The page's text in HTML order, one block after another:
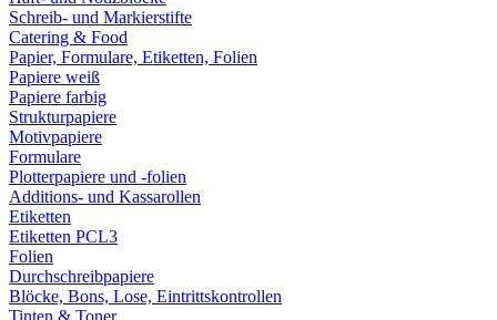
Schreib- und Markierstifte
Catering & Food
Papier, Formulare, Etiketten, Folien
Papiere weiß
Papiere farbig
Strukturpapiere
Motivpapiere
Formulare
Plotterpapiere und -folien
Additions- und Kassarollen
Etiketten
Etiketten PCL3
Folien
Durchschreibpapiere
Blöcke, Bons, Lose, Eintrittskontrollen